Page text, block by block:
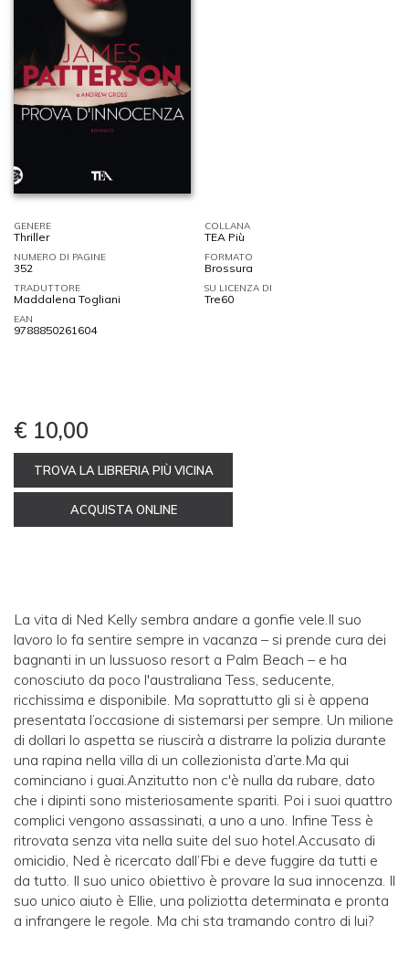
GENERE
Thriller
COLLANA
TEA Più
NUMERO DI PAGINE
352
FORMATO
Brossura
TRADUTTORE
Maddalena Togliani
SU LICENZA DI
Tre60
EAN
9788850261604
€ 10,00
TROVA LA LIBRERIA PIÙ VICINA
ACQUISTA ONLINE
La vita di Ned Kelly sembra andare a gonfie vele.Il suo
lavoro lo fa sentire sempre in vacanza – si prende cura dei
bagnanti in un lussuoso resort a Palm Beach – e ha
conosciuto da poco l'australiana Tess, seducente,
ricchissima e disponibile. Ma soprattutto gli si è appena
presentata l’occasione di sistemarsi per sempre. Un milione
di dollari lo aspetta se riuscirà a distrarre la polizia durante
una rapina nella villa di un collezionista d’arte.Ma qui
cominciano i guai.Anzitutto non c'è nulla da rubare, dato
che i dipinti sono misteriosamente spariti. Poi i suoi quattro
complici vengono assassinati, a uno a uno. Infine Tess è
ritrovata senza vita nella suite del suo hotel.Accusato di
omicidio, Ned è ricercato dall’Fbi e deve fuggire da tutti e
da tutto. Il suo unico obiettivo è provare la sua innocenza. Il
suo unico aiuto è Ellie, una poliziotta determinata e pronta
a infrangere le regole. Ma chi sta tramando contro di lui?